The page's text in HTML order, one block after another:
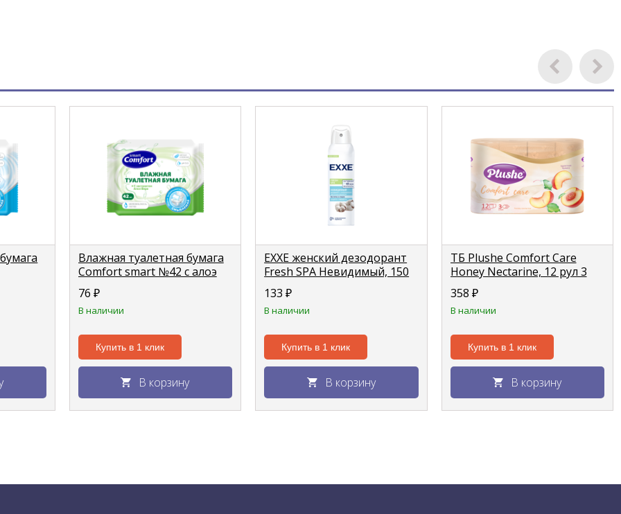
Влажная туалетная бумага
Comfort smart №42 с алоэ
вера
76 ₽
В наличии
Купить в 1 клик
В корзину
EXXE женский дезодорант
Fresh SPA Невидимый, 150
мл (спрей)
133₽
В наличии
Купить в 1 клик
В корзину
ТБ Plushe Comfort Care
Honey Nectarine, 12 рул 3
слоя *16м, перс, аром
358 ₽
В наличии
Купить в 1 клик
В корзину